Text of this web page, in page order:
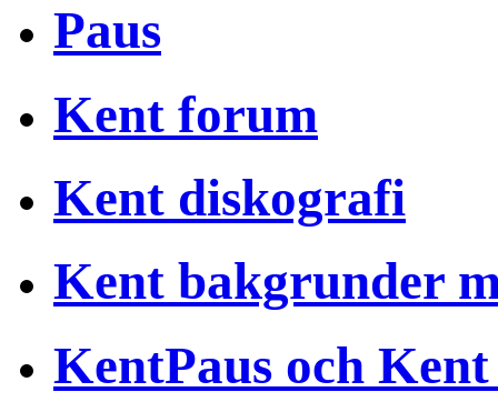
Paus
Kent forum
Kent diskografi
Kent bakgrunder
KentPaus och Kent